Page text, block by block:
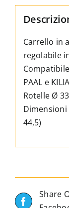
Fenzi,
Paal
e
Kilian
Carrello in
regolabile
PAAL e
Rotelle Ø
Dimensioni
44,5)
Share